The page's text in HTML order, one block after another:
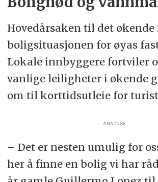
Hovedårsaken til det økende
boligsituasjonen for øyas
Lokale innbyggere fortviler
vanlige leiligheter i økende
om til korttidsutleie for
ANNONSE
– Det er nesten umulig for
her å finne en bolig vi har